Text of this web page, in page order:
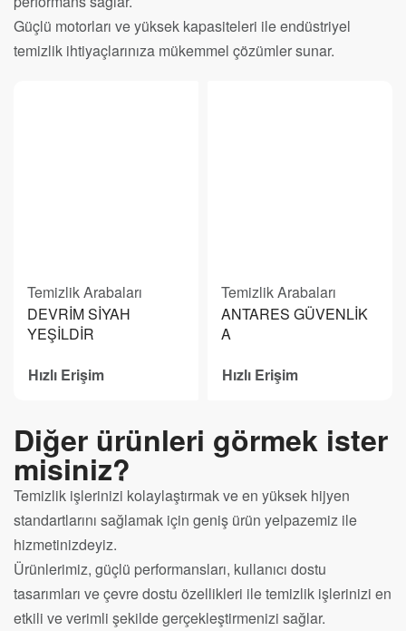
Güçlü motorları ve yüksek kapasiteleri ile endüstriyel
temizlik ihtiyaçlarınıza mükemmel çözümler sunar.
Temizlik Arabaları
DEVRİM SİYAH
YEŞİLDİR
Hızlı Erişim
Temizlik Arabaları
ANTARES GÜVENLİK
A
Hızlı Erişim
Diğer ürünleri görmek ister
misiniz?
Temizlik işlerinizi kolaylaştırmak ve en yüksek hijyen
standartlarını sağlamak için geniş ürün yelpazemiz ile
hizmetinizdeyiz.
Ürünlerimiz, güçlü performansları, kullanıcı dostu
tasarımları ve çevre dostu özellikleri ile temizlik işlerinizi en
etkili ve verimli şekilde gerçekleştirmenizi sağlar.